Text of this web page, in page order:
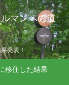
マンへの道
発表！
移住した結果